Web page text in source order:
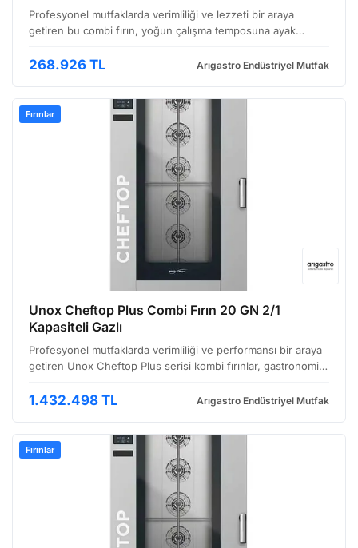
Profesyonel mutfaklarda verimliliği ve lezzeti bir araya
getiren bu combi fırın, yoğun çalışma temposuna ayak
Geniş kapasitesi, hassas pişirme teknolojileri ve ku…
268.926 TL Arıgastro Endüstriyel Mutfak
Fırınlar
Unox Cheftop Plus Combi Fırın 20 GN 2/1
Kapasiteli Gazlı
Profesyonel mutfaklarda verimliliği ve performansı bir araya
getiren Unox Cheftop Plus serisi kombi fırınlar, gastronomi
tasarlandı. Bu model, özellikle yoğun çalışma t…
1.432.498 TL Arıgastro Endüstriyel Mutfak
Fırınlar